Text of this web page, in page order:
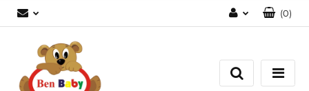
Zarejestruj się
Dodaj zgłoszenie
(0)